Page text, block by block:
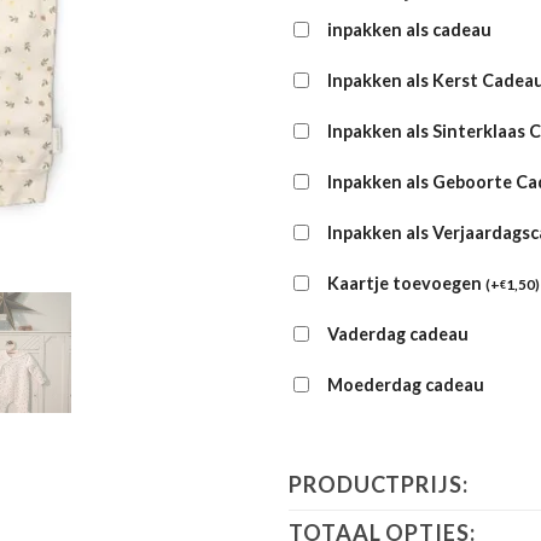
inpakken als cadeau
Inpakken als Kerst
Inpakken als Sinterklaas
Inpakken als Geboorte
Inpakken als
Kaartje toevoegen (+€1,50)
Vaderdag cadeau
Moederdag cadeau
PRODUCTPRIJS:
TOTAAL OPTIES: